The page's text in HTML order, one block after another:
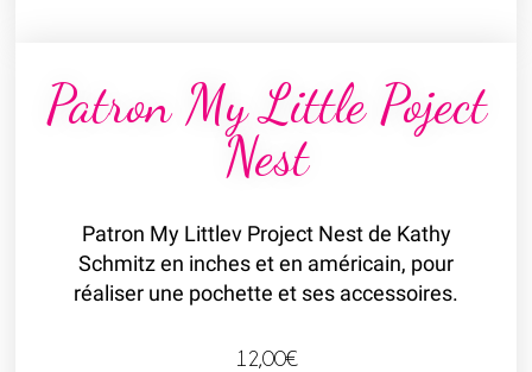
Patron My Little Poject
Nest
Patron My Littlev Project Nest de Kathy
Schmitz en inches et en américain, pour
réaliser une pochette et ses accessoires.
12,00€